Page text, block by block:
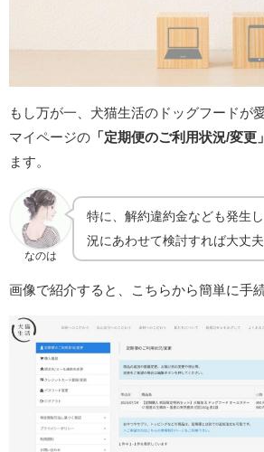
もし万が一、犬猫生活のドッグフードが
マイページの 「定期便のご利用状況/変更」
ます。
なのは
特に、解約違約金なども発生
況にあわせて検討すれば大丈夫
画像で紹介すると、こちらから簡単に手